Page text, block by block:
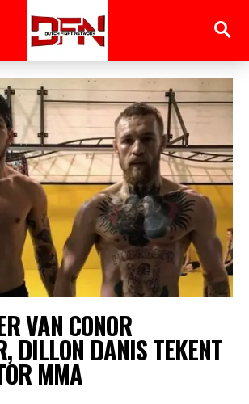
VAN CONOR
DILLON DANIS TEKENT
MMA